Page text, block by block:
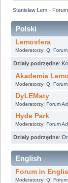
Stanisław Lem - Forum
Polski
Lemosfera
Moderatorzy: Q,
Działy podrzędne:
Akademia
Moderatorzy: Q,
DyLEMaty
Moderatorzy: Forum
Hyde Park
Moderatorzy: Forum
Działy podrzędne:
English
Forum in
Moderatorzy: Q,